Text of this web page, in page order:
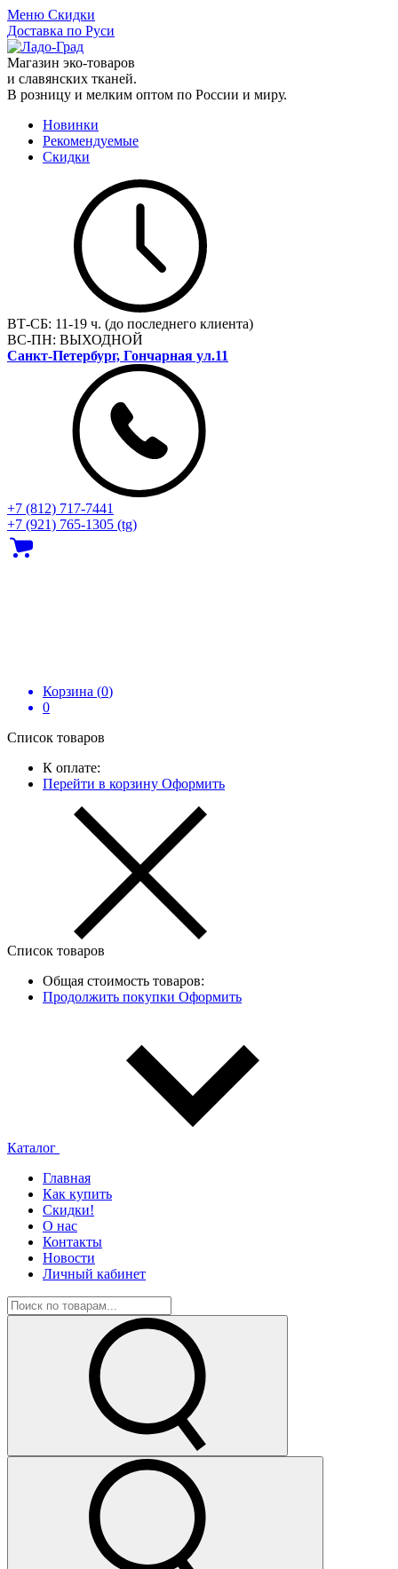
Меню Скидки
Доставка по Руси
Магазин эко-товаров
и славянских тканей.
В розницу и мелким оптом по России и миру.
Новинки
Рекомендуемые
Скидки
ВТ-СБ: 11-19 ч. (до последнего клиента)
ВС-ПН: ВЫХОДНОЙ
Санкт-Петербург, Гончарная ул.11
+7 (812) 717‑7441
+7 (921) 765-1305 (tg)
Корзина (0)
0
Список товаров
К оплате:
Перейти в корзину Оформить
Список товаров
Общая стоимость товаров:
Продолжить покупки Оформить
Каталог
Главная
Как купить
Скидки!
О нас
Контакты
Новости
Личный кабинет